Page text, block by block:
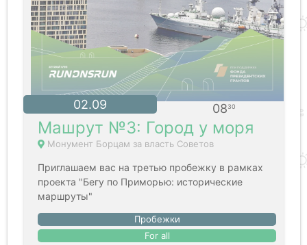
02.09 0830
Машрут №3: Город у моря
Монумент Борцам за власть Советов
Приглашаем вас на третью пробежку в рамках
проекта "Бегу по Приморью: исторические
маршруты"
Пробежки
For all